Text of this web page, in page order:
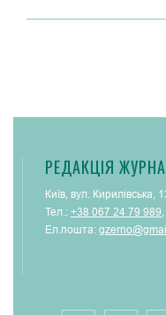
РЕДАКЦІЯ
Київ, вул. Кирилівська,
Тел.: +38 067 24 79 989
Ел.пошта: